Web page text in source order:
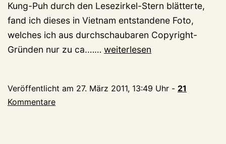
Kung-Puh durch den Lesezirkel-Stern blätterte,
fand ich dieses in Vietnam entstandene Foto,
welches ich aus durchschaubaren Copyright-
Gründen nur zu ca.…… Zum
durchaus
weiterlesen
Veröffentlicht am 27. März 2011, 13:49 Uhr - 21
Kommentare